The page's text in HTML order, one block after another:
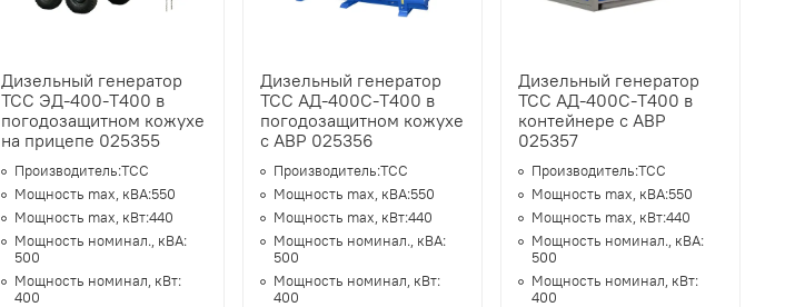
Дизельный генератор
ТСС ЭД-400-Т400 в
погодозащитном кожухе
на прицепе 025355
Производитель:ТСС
Мощность max, кВА:550
Мощность max, кВт:440
Мощность номинал., кВА:
500
Мощность номинал, кВт:
400
Дизельный генератор
ТСС АД-400С-Т400 в
погодозащитном кожухе
с АВР 025356
Производитель:ТСС
Мощность max, кВА:550
Мощность max, кВт:440
Мощность номинал., кВА:
500
Мощность номинал, кВт:
400
Дизельный генератор
ТСС АД-400С-Т400 в
контейнере с АВР
025357
Производитель:ТСС
Мощность max, кВА:550
Мощность max, кВт:440
Мощность номинал., кВА:
500
Мощность номинал, кВт:
400